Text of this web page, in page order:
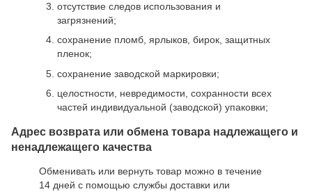
отсутствие следов использования и
загрязнений;
сохранение пломб, ярлыков, бирок, защитных
пленок;
сохранение заводской маркировки;
целостности, невредимости, сохранности всех
частей индивидуальной (заводской) упаковки;
Адрес возврата или обмена товара надлежащего и
ненадлежащего качества
Обменивать или вернуть товар можно в течение
14 дней с помощью службы доставки или